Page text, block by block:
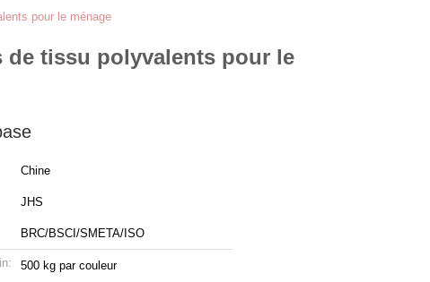
pour le ménage
de tissu polyvalents pour le
Chine
JHS
BRC/BSCI/SMETA/ISO
500 kg par couleur